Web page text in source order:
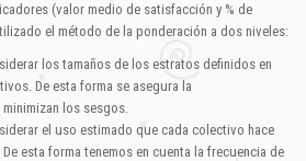
(valor medio de satisfacción y % de
el método de la ponderación a dos niveles:
los tamaños de los estratos definidos en
De esta forma se asegura la
los sesgos.
el uso estimado que cada colectivo hace
esta forma tenemos en cuenta la frecuencia de